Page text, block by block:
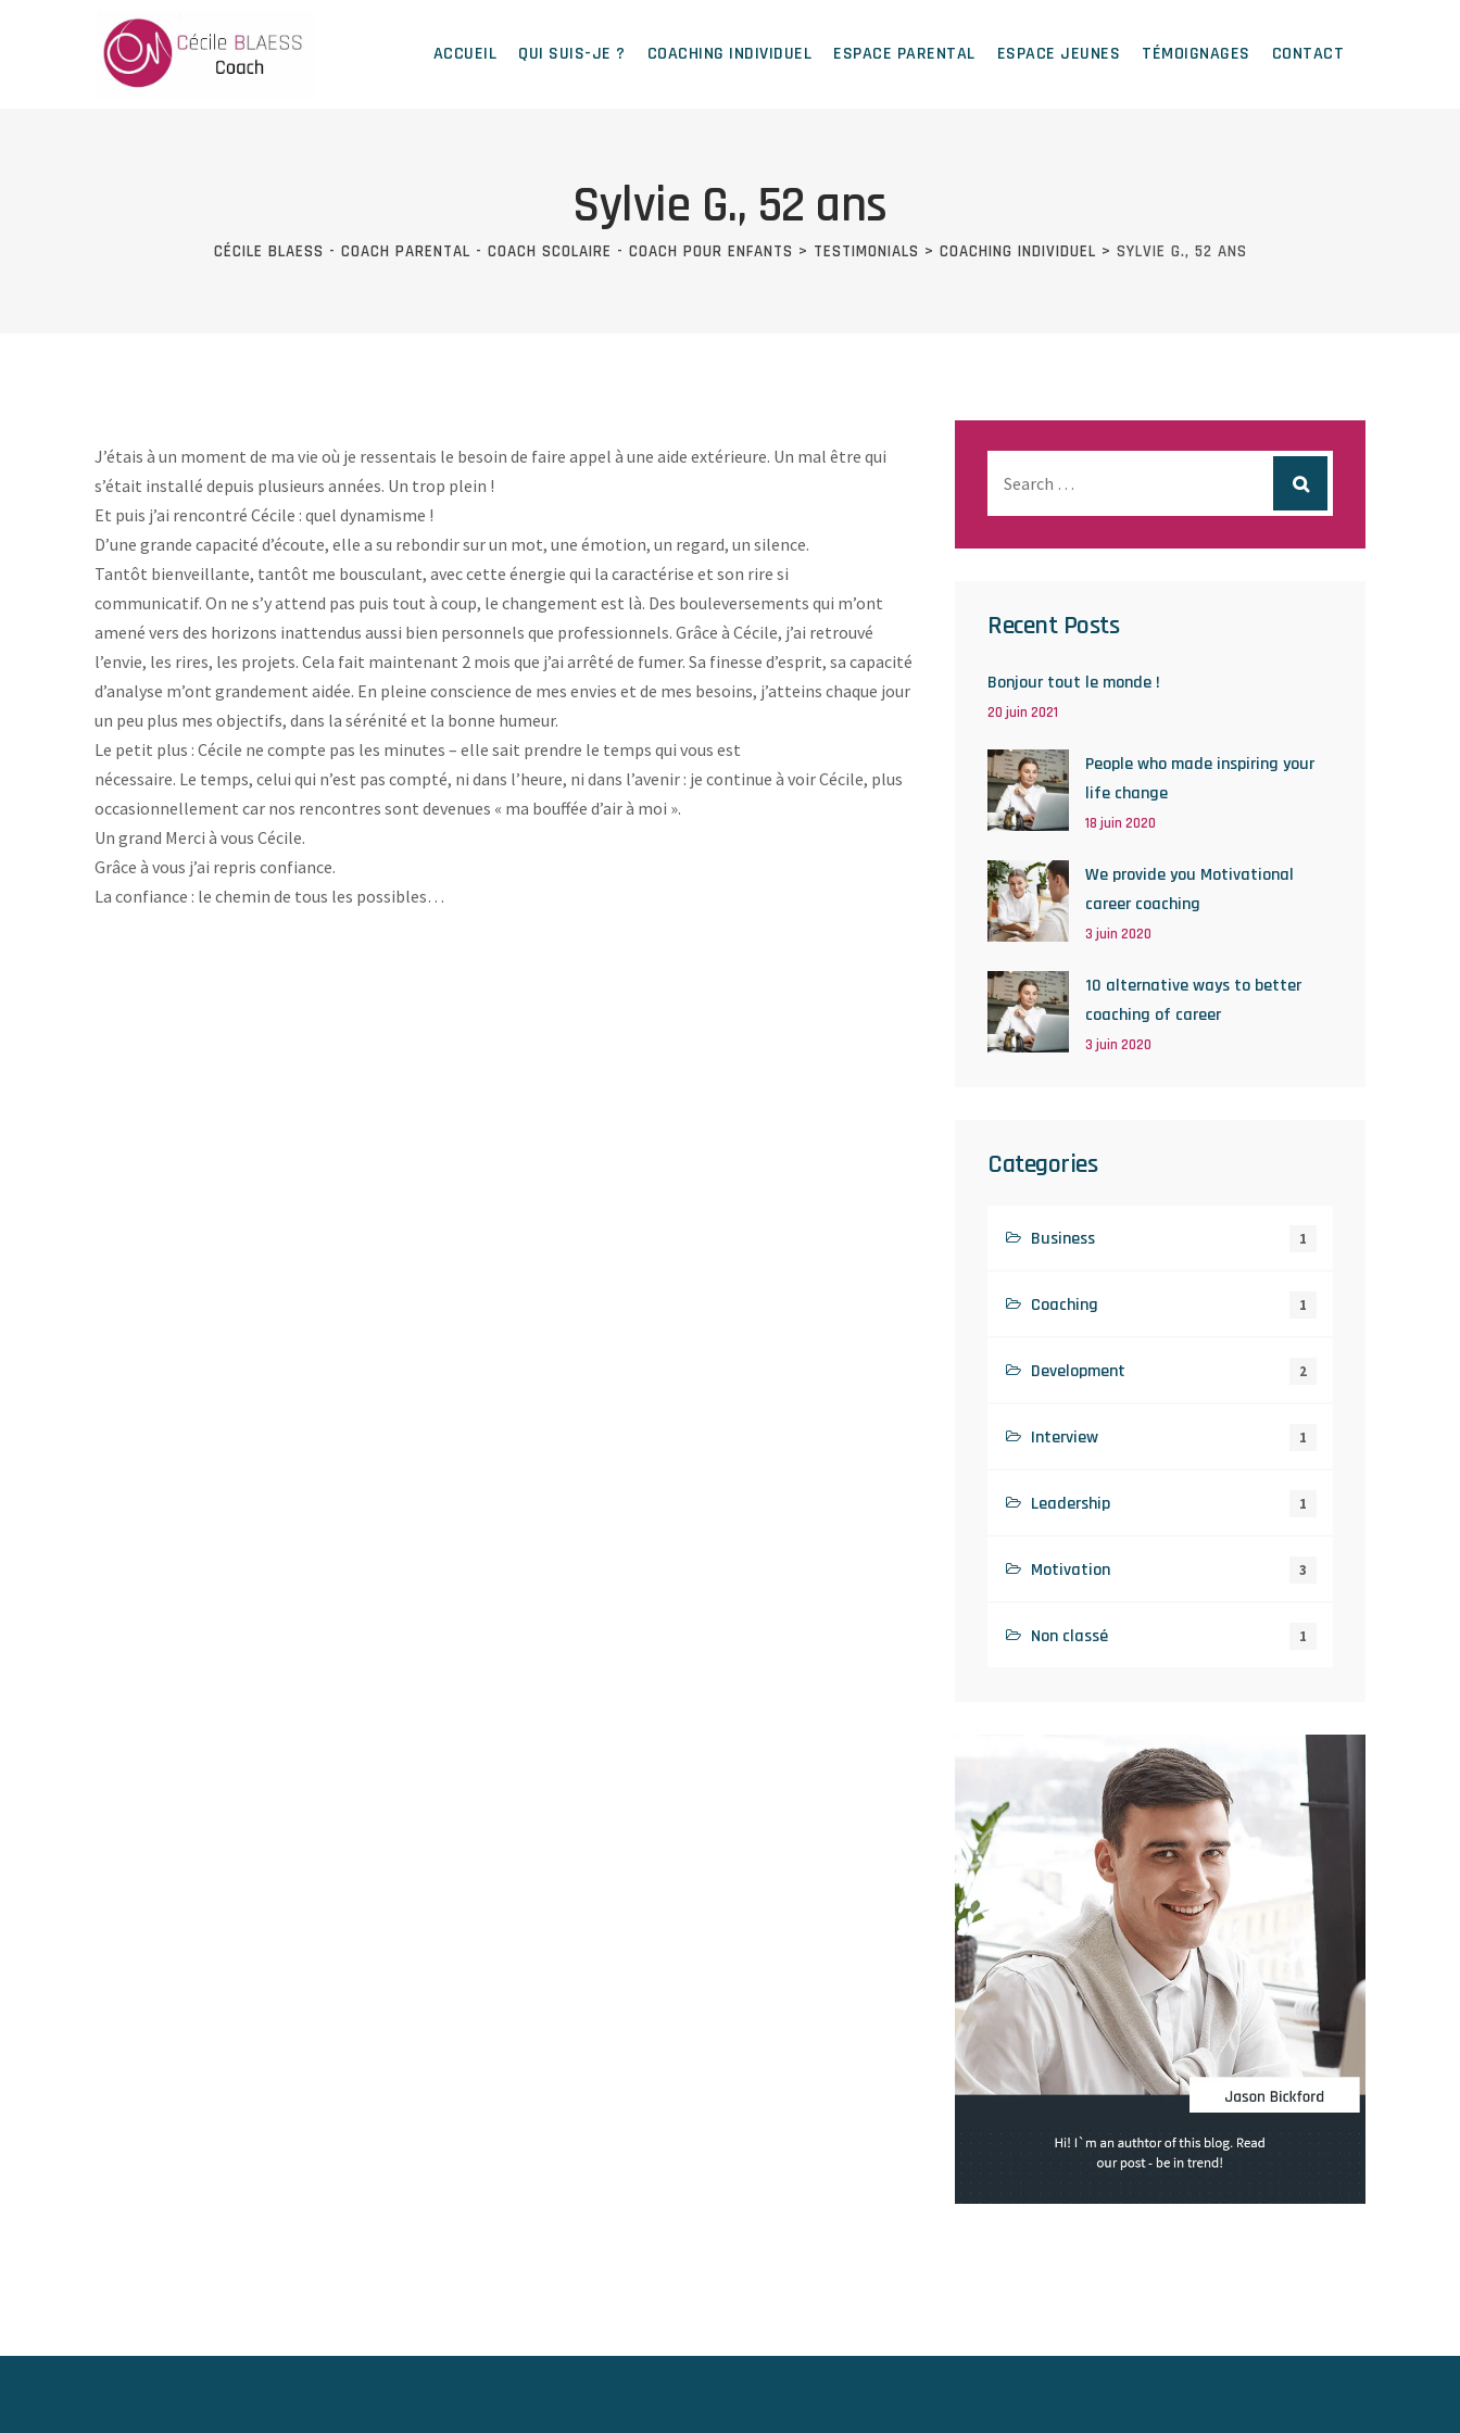
ACCUEIL QUI SUIS-JE ? COACHING INDIVIDUEL ESPACE PARENTAL ESPACE JEUNES TÉMOIGNAGES CONTACT
Sylvie G., 52 ans
CÉCILE BLAESS - COACH PARENTAL - COACH SCOLAIRE - COACH POUR ENFANTS > TESTIMONIALS > COACHING INDIVIDUEL > SYLVIE G., 52 ANS
J’étais à un moment de ma vie où je ressentais le besoin de faire appel à une aide extérieure. Un mal être qui
s’était installé depuis plusieurs années. Un trop plein !
Et puis j’ai rencontré Cécile : quel dynamisme !
D’une grande capacité d’écoute, elle a su rebondir sur un mot, une émotion, un regard, un silence.
Tantôt bienveillante, tantôt me bousculant, avec cette énergie qui la caractérise et son rire si
communicatif. On ne s’y attend pas puis tout à coup, le changement est là. Des bouleversements qui m’ont
amené vers des horizons inattendus aussi bien personnels que professionnels. Grâce à Cécile, j’ai retrouvé
l’envie, les rires, les projets. Cela fait maintenant 2 mois que j’ai arrêté de fumer. Sa finesse d’esprit, sa capacité
d’analyse m’ont grandement aidée. En pleine conscience de mes envies et de mes besoins, j’atteins chaque jour
un peu plus mes objectifs, dans la sérénité et la bonne humeur.
Le petit plus : Cécile ne compte pas les minutes – elle sait prendre le temps qui vous est
nécessaire. Le temps, celui qui n’est pas compté, ni dans l’heure, ni dans l’avenir : je continue à voir Cécile, plus
occasionnellement car nos rencontres sont devenues « ma bouffée d’air à moi ».
Un grand Merci à vous Cécile.
Grâce à vous j’ai repris confiance.
La confiance : le chemin de tous les possibles…
Recent Posts
Bonjour tout le monde !
20 juin 2021
People who made inspiring your
life change
18 juin 2020
We provide you Motivational
career coaching
3 juin 2020
10 alternative ways to better
coaching of career
3 juin 2020
Categories
Business 1
Coaching 1
Development 2
Interview 1
Leadership 1
Motivation 3
Non classé 1